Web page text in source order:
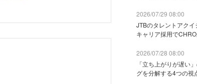
2026/07/29 08:00
JTBのタレントアク
キャリア採用で
2026/07/28 08:00
「立ち上がりが遅
グを分解する4つの視